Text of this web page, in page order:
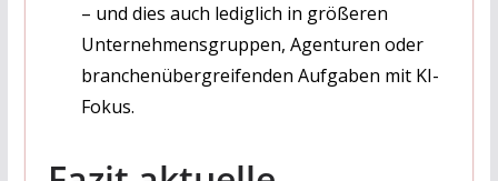
– und dies auch lediglich in größeren
Unternehmensgruppen, Agenturen oder
branchenübergreifenden Aufgaben mit KI-
Fokus.